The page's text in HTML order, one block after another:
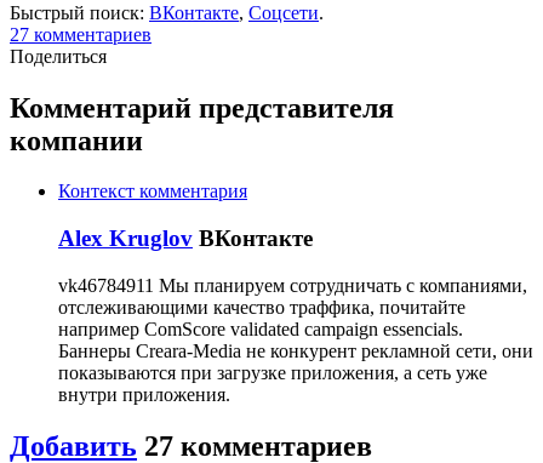
Быстрый поиск: ВКонтакте, Соцсети.
27 комментариев
Поделиться
Комментарий представителя
компании
Контекст комментария
Alex Kruglov ВКонтакте
vk46784911 Мы планируем сотрудничать с компаниями,
отслеживающими качество траффика, почитайте
например ComScore validated campaign essencials.
Баннеры Creara-Media не конкурент рекламной сети, они
показываются при загрузке приложения, а сеть уже
внутри приложения.
Добавить 27 комментариев